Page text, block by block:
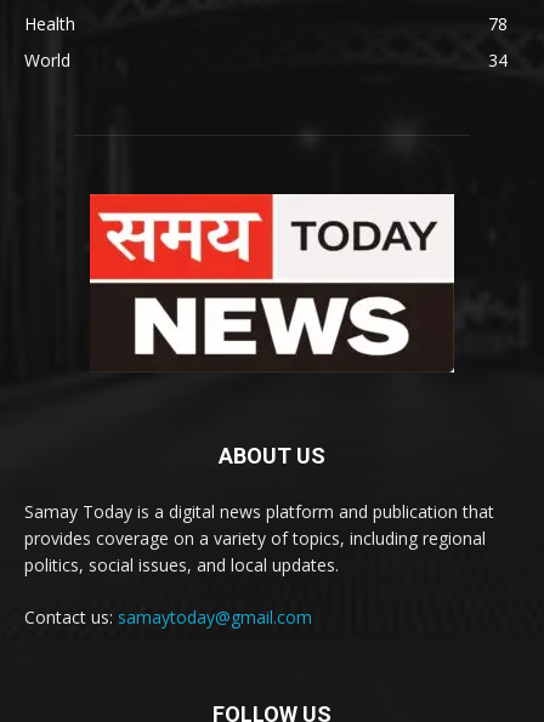
Health
78
World
34
ABOUT US
Samay Today is a digital news platform and publication that
provides coverage on a variety of topics, including regional
politics, social issues, and local updates.
Contact us: samaytoday@gmail.com
FOLLOW US